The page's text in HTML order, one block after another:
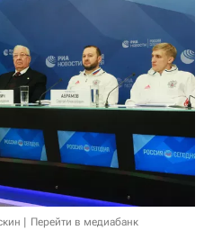
Перейти в медиабанк